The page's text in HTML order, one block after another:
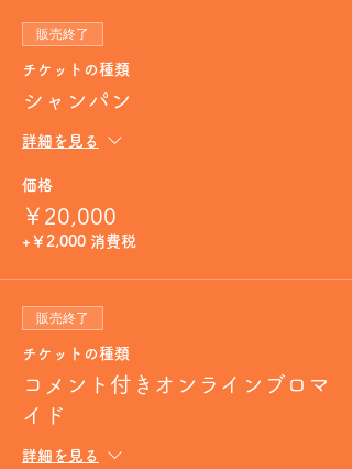
販売終了
チケットの種類
シャンパン
詳細を見る
価格
￥20,000
+￥2,000 消費税
販売終了
チケットの種類
コメント付きオンラインブロマ
イド
詳細を見る